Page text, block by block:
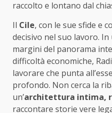
raccolto e lontano dal
Il Cile, con le sue sfide e
decisivo nel suo lavoro. In
margini del panorama
difficoltà economiche,
lavorare che punta
profondo. Non cerca la
un’architettura intima,
raccontare storie vere